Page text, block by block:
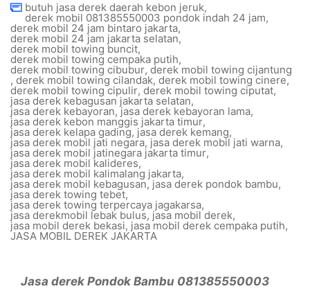
butuh jasa derek daerah kebon jeruk,
derek mobil 081385550003 pondok indah 24 jam,
derek mobil 24 jam bintaro jakarta,
derek mobil 24 jam jakarta selatan,
derek mobil towing buncit,
derek mobil towing cempaka putih,
derek mobil towing cibubur, derek mobil towing cijantung
, derek mobil towing cilandak, derek mobil towing cinere,
derek mobil towing cipulir, derek mobil towing ciputat,
jasa derek kebagusan jakarta selatan,
jasa derek kebayoran,jasa derek kebayoran lama,
jasa derek kebon manggis jakarta timur,
jasa derek kelapa gading, jasa derek kemang,
jasa derek mobil jati negara, jasa derek mobil jati warna,
jasa derek mobil jatinegara jakarta timur,
jasa derek mobil kalideres,
jasa derek mobil kalimalang jakarta,
jasa derek mobil kebagusan, jasa derek pondok bambu,
jasa derek towing tebet,
jasa derek towing terpercaya jagakarsa,
jasa derekmobil lebak bulus, jasa mobil derek,
jasa mobil derek bekasi, jasa mobil derek cempaka putih,
JASA MOBIL DEREK JAKARTA
Jasa derek Pondok Bambu 081385550003